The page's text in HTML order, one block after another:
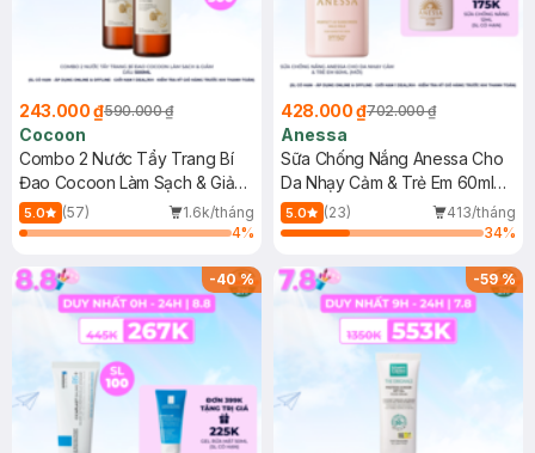
243.000 ₫590.000 ₫
Cocoon
Combo 2 Nước Tẩy Trang Bí
Đao Cocoon Làm Sạch & Giảm
Dầu 500ml
5.0 (57)
1.6k/tháng
4%
428.000 ₫702.000 ₫
Anessa
Sữa Chống Nắng Anessa Cho
Da Nhạy Cảm & Trẻ Em 60ml
(Mới)
5.0 (23)
413/tháng
34%
-40% -59%